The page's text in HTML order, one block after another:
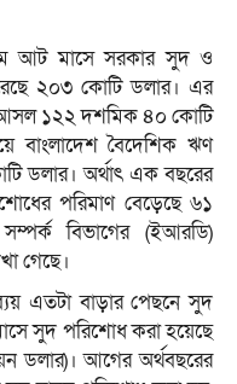
আট মাসে সরকার সুদ ও
২০৩ কোটি ডলার। এর
১২২ দশমিক ৪০ কোটি
বৈদেশিক ঋণ
ডলার। অর্থাৎ এক বছরের
পরিমাণ বেড়েছে ৬১
বিভাগের (ইআরডি)
গেছে।
এতটা বাড়ার পেছনে সুদ
সুদ পরিশোধ করা হয়েছে
ডলার)। আগের অর্থবছরের